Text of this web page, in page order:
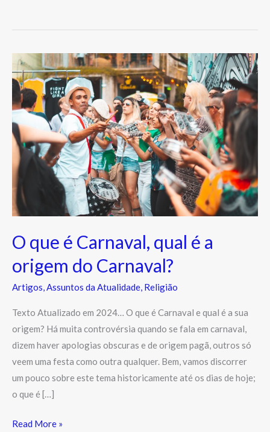
O que é Carnaval, qual é a
origem do Carnaval?
Artigos,Assuntos da Atualidade, Religião
Texto Atualizado em 2024… O que é Carnaval e qual é a sua
origem? Há muita controvérsia quando se fala em carnaval,
dizem haver apologias obscuras e de origem pagã, outros só
veem uma festa como outra qualquer. Bem, vamos discorrer
um pouco sobre este tema historicamente até os dias de hoje;
o que é […]
O
que
Carnaval,
qual
é
origem
do
Carnaval?
Read More »